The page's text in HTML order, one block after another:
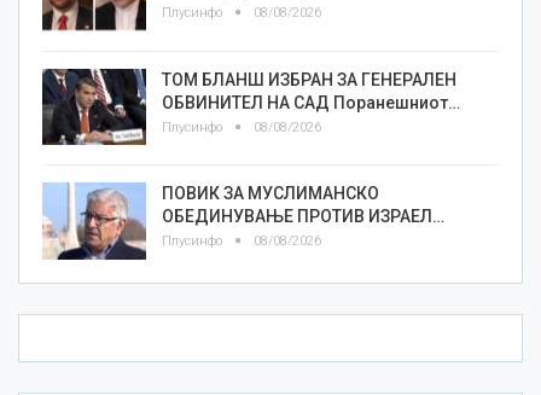
Плусинфо 08/08/2026
ТОМ БЛАНШ ИЗБРАН ЗА ГЕНЕРАЛЕН
ОБВИНИТЕЛ НА САД Поранешниот…
Плусинфо 08/08/2026
ПОВИК ЗА МУСЛИМАНСКО
ОБЕДИНУВАЊЕ ПРОТИВ ИЗРАЕЛ…
Плусинфо 08/08/2026